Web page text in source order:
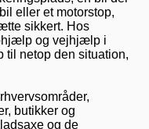
eller et motorstop,
sikkert. Hos
og vejhjælp i
til netop den situation,
butikker og
og de